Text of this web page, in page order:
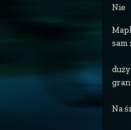
Nie
sam
Na